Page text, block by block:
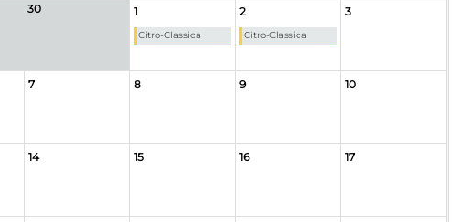
30 1
Citro-Classica
2
Citro-Classica
3
7 8 9 10
14 15 16 17